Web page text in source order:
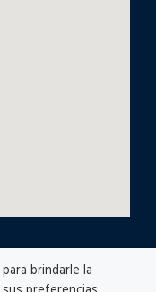
brindarle la